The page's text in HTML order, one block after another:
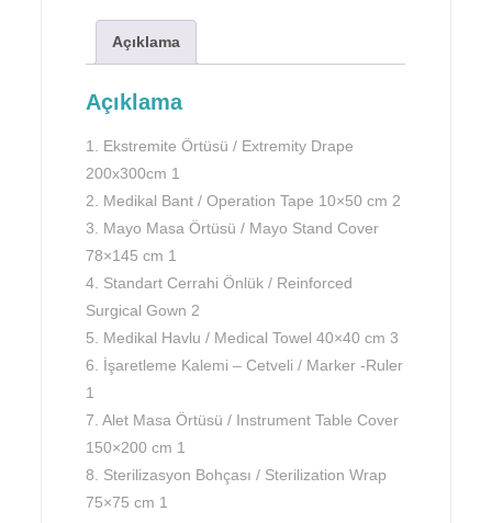
Açıklama
Açıklama
1. Ekstremite Örtüsü / Extremity Drape
200x300cm 1
2. Medikal Bant / Operation Tape 10×50 cm 2
3. Mayo Masa Örtüsü / Mayo Stand Cover
78×145 cm 1
4. Standart Cerrahi Önlük / Reinforced
Surgical Gown 2
5. Medikal Havlu / Medical Towel 40×40 cm 3
6. İşaretleme Kalemi – Cetveli / Marker -Ruler
1
7. Alet Masa Örtüsü / Instrument Table Cover
150×200 cm 1
8. Sterilizasyon Bohçası / Sterilization Wrap
75×75 cm 1